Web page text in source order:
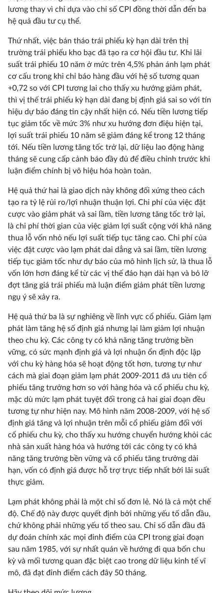
lương thay vì chỉ dựa vào chỉ số CPI đồng thời dẫn đến ba
hệ quả đầu tư cụ thể.
Thứ nhất, việc bán tháo trái phiếu kỳ hạn dài trên thị
trường trái phiếu kho bạc đã tạo ra cơ hội đầu tư. Khi lãi
suất trái phiếu 10 năm ở mức trên 4,5% phản ánh lạm phát
cơ cấu trong khi chỉ báo hàng đầu với hệ số tương quan
+0,72 so với CPI tương lai cho thấy xu hướng giảm phát,
thì vị thế trái phiếu kỳ hạn dài đang bị định giá sai so với tín
hiệu dự báo đáng tin cậy nhất hiện có. Nếu tiền lương tiếp
tục giảm tốc về mức 3% như xu hướng đơn điệu hiện tại,
lợi suất trái phiếu 10 năm sẽ giảm đáng kể trong 12 tháng
tới. Nếu tiền lương tăng tốc trở lại, dữ liệu lao động hàng
tháng sẽ cung cấp cảnh báo đầy đủ để điều chỉnh trước khi
luận điểm chính bị vô hiệu hóa hoàn toàn.
Hệ quả thứ hai là giao dịch này không đối xứng theo cách
tạo ra tỷ lệ rủi ro/lợi nhuận thuận lợi. Chi phí của việc đặt
cược vào giảm phát và sai lầm, tiền lương tăng tốc trở lại,
là chi phí thời gian của việc giảm lợi suất cộng với khả năng
thua lỗ vốn nhỏ nếu lợi suất tiếp tục tăng cao. Chi phí của
việc đặt cược vào lạm phát dai dẳng và sai lầm, tiền lương
tiếp tục giảm tốc như dự báo của mô hình lịch sử, là thua lỗ
vốn lớn hơn đáng kể từ các vị thế đáo hạn dài hạn và bỏ lỡ
đợt tăng giá trái phiếu mà luận điểm giảm phát tiền lương
ngụ ý sẽ xảy ra.
Hệ quả thứ ba là sự nghiêng về lĩnh vực cổ phiếu. Giảm lạm
phát làm tăng hệ số định giá nhưng lại làm giảm lợi nhuận
theo chu kỳ. Các công ty có khả năng tăng trưởng bền
vững, có sức mạnh định giá và lợi nhuận ổn định độc lập
với chu kỳ hàng hóa sẽ hoạt động tốt hơn, tương tự như
cách mà giai đoạn giảm lạm phát 2009-2011 đã ưu tiên cổ
phiếu tăng trưởng hơn so với hàng hóa và cổ phiếu chu kỳ,
mặc dù mức lạm phát tuyệt đối trong cả hai giai đoạn đều
tương tự như hiện nay. Mô hình năm 2008-2009, với hệ số
định giá tăng và lợi nhuận trên mỗi cổ phiếu giảm đối với
cổ phiếu chu kỳ, cho thấy xu hướng chuyển hướng khỏi các
nhà sản xuất hàng hóa và hướng tới các công ty có khả
năng tăng trưởng bền vững và cổ phiếu tăng trưởng dài
hạn, vốn có định giá được hỗ trợ trực tiếp nhất bởi lãi suất
thực giảm.
Lạm phát không phải là một chỉ số đơn lẻ. Nó là cả một chế
độ. Chế độ này được quyết định bởi những yếu tố dẫn đầu,
chứ không phải những yếu tố theo sau. Chỉ số dẫn đầu đã
dự đoán chính xác mọi đỉnh điểm của CPI trong giai đoạn
sau năm 1985, với sự nhất quán về hướng đi qua bốn chu
kỳ và mối tương quan đặc biệt cao trong dữ liệu kinh tế vĩ
mô, đã đạt đỉnh điểm cách đây 50 tháng.